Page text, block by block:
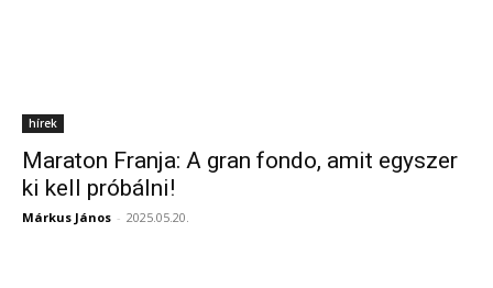
hírek
Maraton Franja: A gran fondo, amit egyszer
ki kell próbálni!
Márkus János - 2025.05.20.